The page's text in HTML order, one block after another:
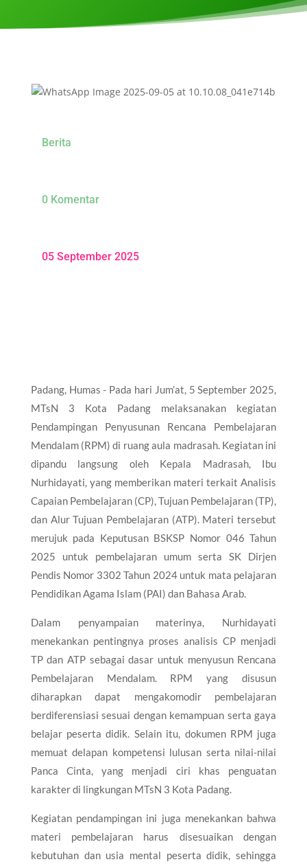
Berita
0 Komentar
05 September 2025
Padang, Humas - Pada hari Jum’at, 5 September 2025,
MTsN 3 Kota Padang melaksanakan kegiatan
Pendampingan Penyusunan Rencana Pembelajaran
Mendalam (RPM) di ruang aula madrasah. Kegiatan ini
dipandu langsung oleh Kepala Madrasah, Ibu
Nurhidayati, yang memberikan materi terkait Analisis
Capaian Pembelajaran (CP), Tujuan Pembelajaran (TP),
dan Alur Tujuan Pembelajaran (ATP). Materi tersebut
merujuk pada Keputusan BSKSP Nomor 046 Tahun
2025 untuk pembelajaran umum serta SK Dirjen
Pendis Nomor 3302 Tahun 2024 untuk mata pelajaran
Pendidikan Agama Islam (PAI) dan Bahasa Arab.
Dalam penyampaian materinya, Nurhidayati
menekankan pentingnya proses analisis CP menjadi
TP dan ATP sebagai dasar untuk menyusun Rencana
Pembelajaran Mendalam. RPM yang disusun
diharapkan dapat mengakomodir pembelajaran
berdiferensiasi sesuai dengan kemampuan serta gaya
belajar peserta didik. Selain itu, dokumen RPM juga
memuat delapan kompetensi lulusan serta nilai-nilai
Panca Cinta, yang menjadi ciri khas penguatan
karakter di lingkungan MTsN 3 Kota Padang.
Kegiatan pendampingan ini juga menekankan bahwa
materi pembelajaran harus disesuaikan dengan
kebutuhan dan usia mental peserta didik, sehingga